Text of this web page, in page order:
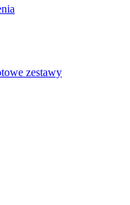
zestawy